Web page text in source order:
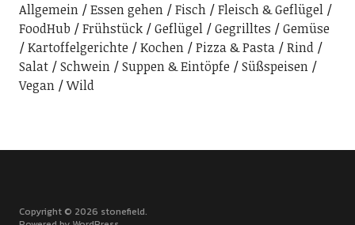
Allgemein Essen gehen Fisch
Fleisch & Geflügel
FoodHub
Frühstück Geflügel Gegrilltes
Gemüse
Kartoffelgerichte
Kochen Pizza & Pasta
Rind
Salat
Schwein Suppen & Eintöpfe
Süßspeisen
Vegan
Wild
Copyright © 2026 stonefield